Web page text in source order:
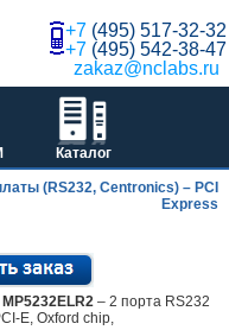
+7 (495) 517-32-32
+7 (495) 542-38-47
zakaz@nclabs.ru
Каталог
(RS232, Centronics) – PCI
Express
– 2 порта RS232
E, Oxford chip,